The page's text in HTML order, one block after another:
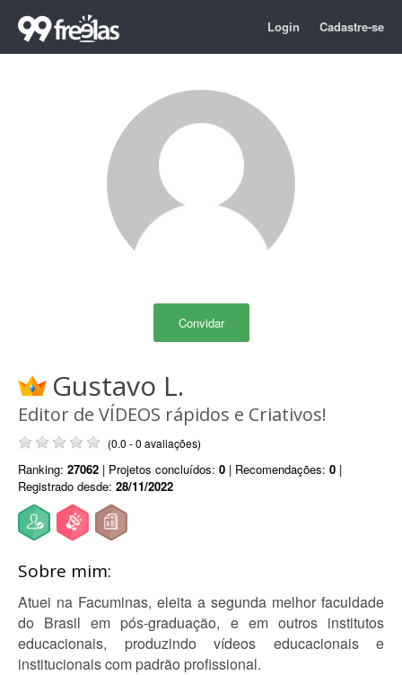
Login Cadastre-se
Convidar
Gustavo L.
Editor de VÍDEOS rápidos e Criativos!
(0.0 - 0 avaliações)
Ranking: 27062 | Projetos concluídos: 0 | Recomendações: 0 |
Registrado desde: 28/11/2022
Sobre mim:
Atuei na Facuminas, eleita a segunda melhor faculdade
do Brasil em pós-graduação, e em outros institutos
educacionais, produzindo vídeos educacionais e
institucionais com padrão profissional.